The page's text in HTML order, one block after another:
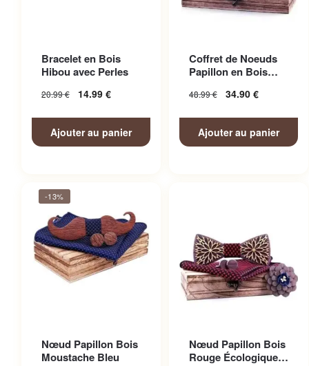
Bracelet en Bois
Hibou avec Perles
20.99€ 14.99 €
Ajouter au panier
Coffret de Noeuds
Papillon en Bois
48.99€ 34.90 €
Ajouter au panier
-13%
Nœud Papillon Bois
Moustache Bleu
Nœud Papillon Bois
Rouge Écologique